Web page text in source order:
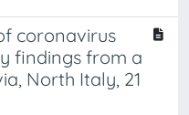
coronavirus
findings from a
North Italy, 21